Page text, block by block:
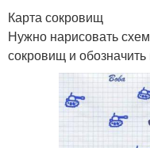
Карта сокровищ
Нужно нарисовать
сокровищ и обозначить